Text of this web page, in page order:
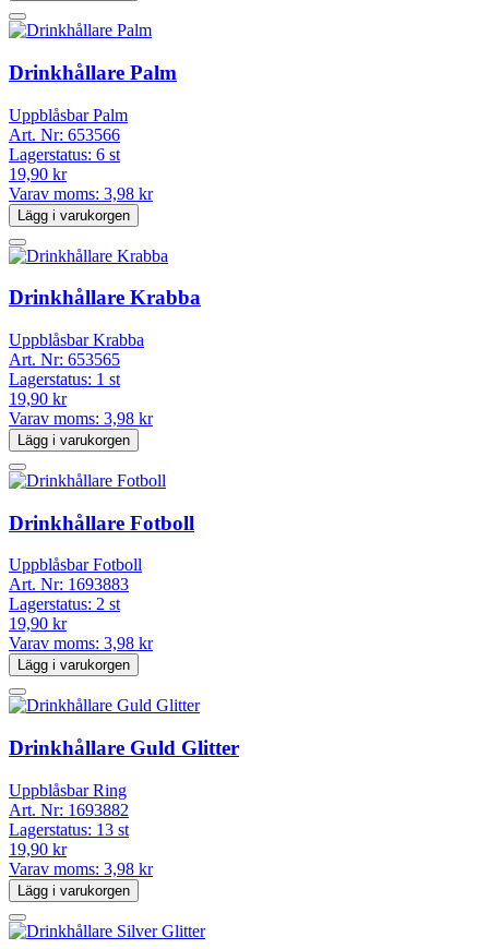
Drinkhållare Palm
Uppblåsbar Palm
Art. Nr: 653566
Lagerstatus: 6 st
19,90 kr
Varav moms: 3,98 kr
Lägg i varukorgen
Drinkhållare Krabba
Uppblåsbar Krabba
Art. Nr: 653565
Lagerstatus: 1 st
19,90 kr
Varav moms: 3,98 kr
Lägg i varukorgen
Drinkhållare Fotboll
Uppblåsbar Fotboll
Art. Nr: 1693883
Lagerstatus: 2 st
19,90 kr
Varav moms: 3,98 kr
Lägg i varukorgen
Drinkhållare Guld Glitter
Uppblåsbar Ring
Art. Nr: 1693882
Lagerstatus: 13 st
19,90 kr
Varav moms: 3,98 kr
Lägg i varukorgen